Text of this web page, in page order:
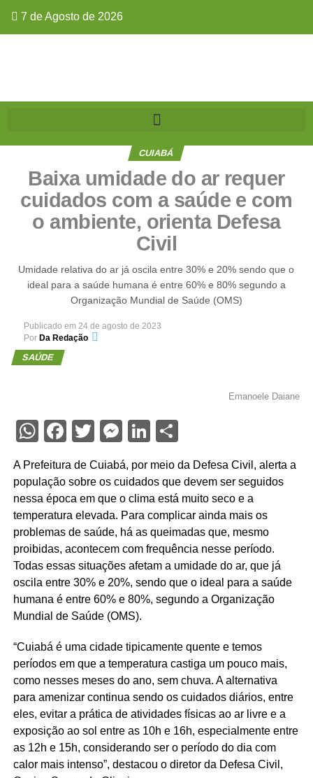
7 de Agosto de 2026
CUIABÁ
Baixa umidade do ar requer
cuidados com a saúde e com
o ambiente, orienta Defesa
Civil
Umidade relativa do ar já oscila entre 30% e 20% sendo que o
ideal para a saúde humana é entre 60% e 80% segundo a
Organização Mundial de Saúde (OMS)
Publicado em 24 de agosto de 2023
Por Da Redação
SAÚDE
Emanoele Daiane
WhatsApp
Facebook
Twitter
Messenger
LinkedIn
Share
A Prefeitura de Cuiabá, por meio da Defesa Civil, alerta a
população sobre os cuidados que devem ser seguidos
nessa época em que o clima está muito seco e a
temperatura elevada. Para complicar ainda mais os
problemas de saúde, há as queimadas que, mesmo
proibidas, acontecem com frequência nesse período.
Todas essas situações afetam a umidade do ar, que já
oscila entre 30% e 20%, sendo que o ideal para a saúde
humana é entre 60% e 80%, segundo a Organização
Mundial de Saúde (OMS).
“Cuiabá é uma cidade tipicamente quente e temos
períodos em que a temperatura castiga um pouco mais,
como nesses meses do ano, sem chuva. A alternativa
para amenizar continua sendo os cuidados diários, entre
eles, evitar a prática de atividades físicas ao ar livre e a
exposição ao sol entre as 10h e 16h, especialmente entre
as 12h e 15h, considerando ser o período do dia com
calor mais intenso”, destacou o diretor da Defesa Civil,